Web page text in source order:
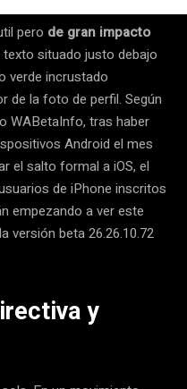
pero de gran impacto
situado justo debajo
verde incrustado
de la foto de perfil. Según
WABetaInfo, tras haber
Android el mes
el salto formal a iOS, el
de iPhone inscritos
empezando a ver este
versión beta 26.26.10.72
y